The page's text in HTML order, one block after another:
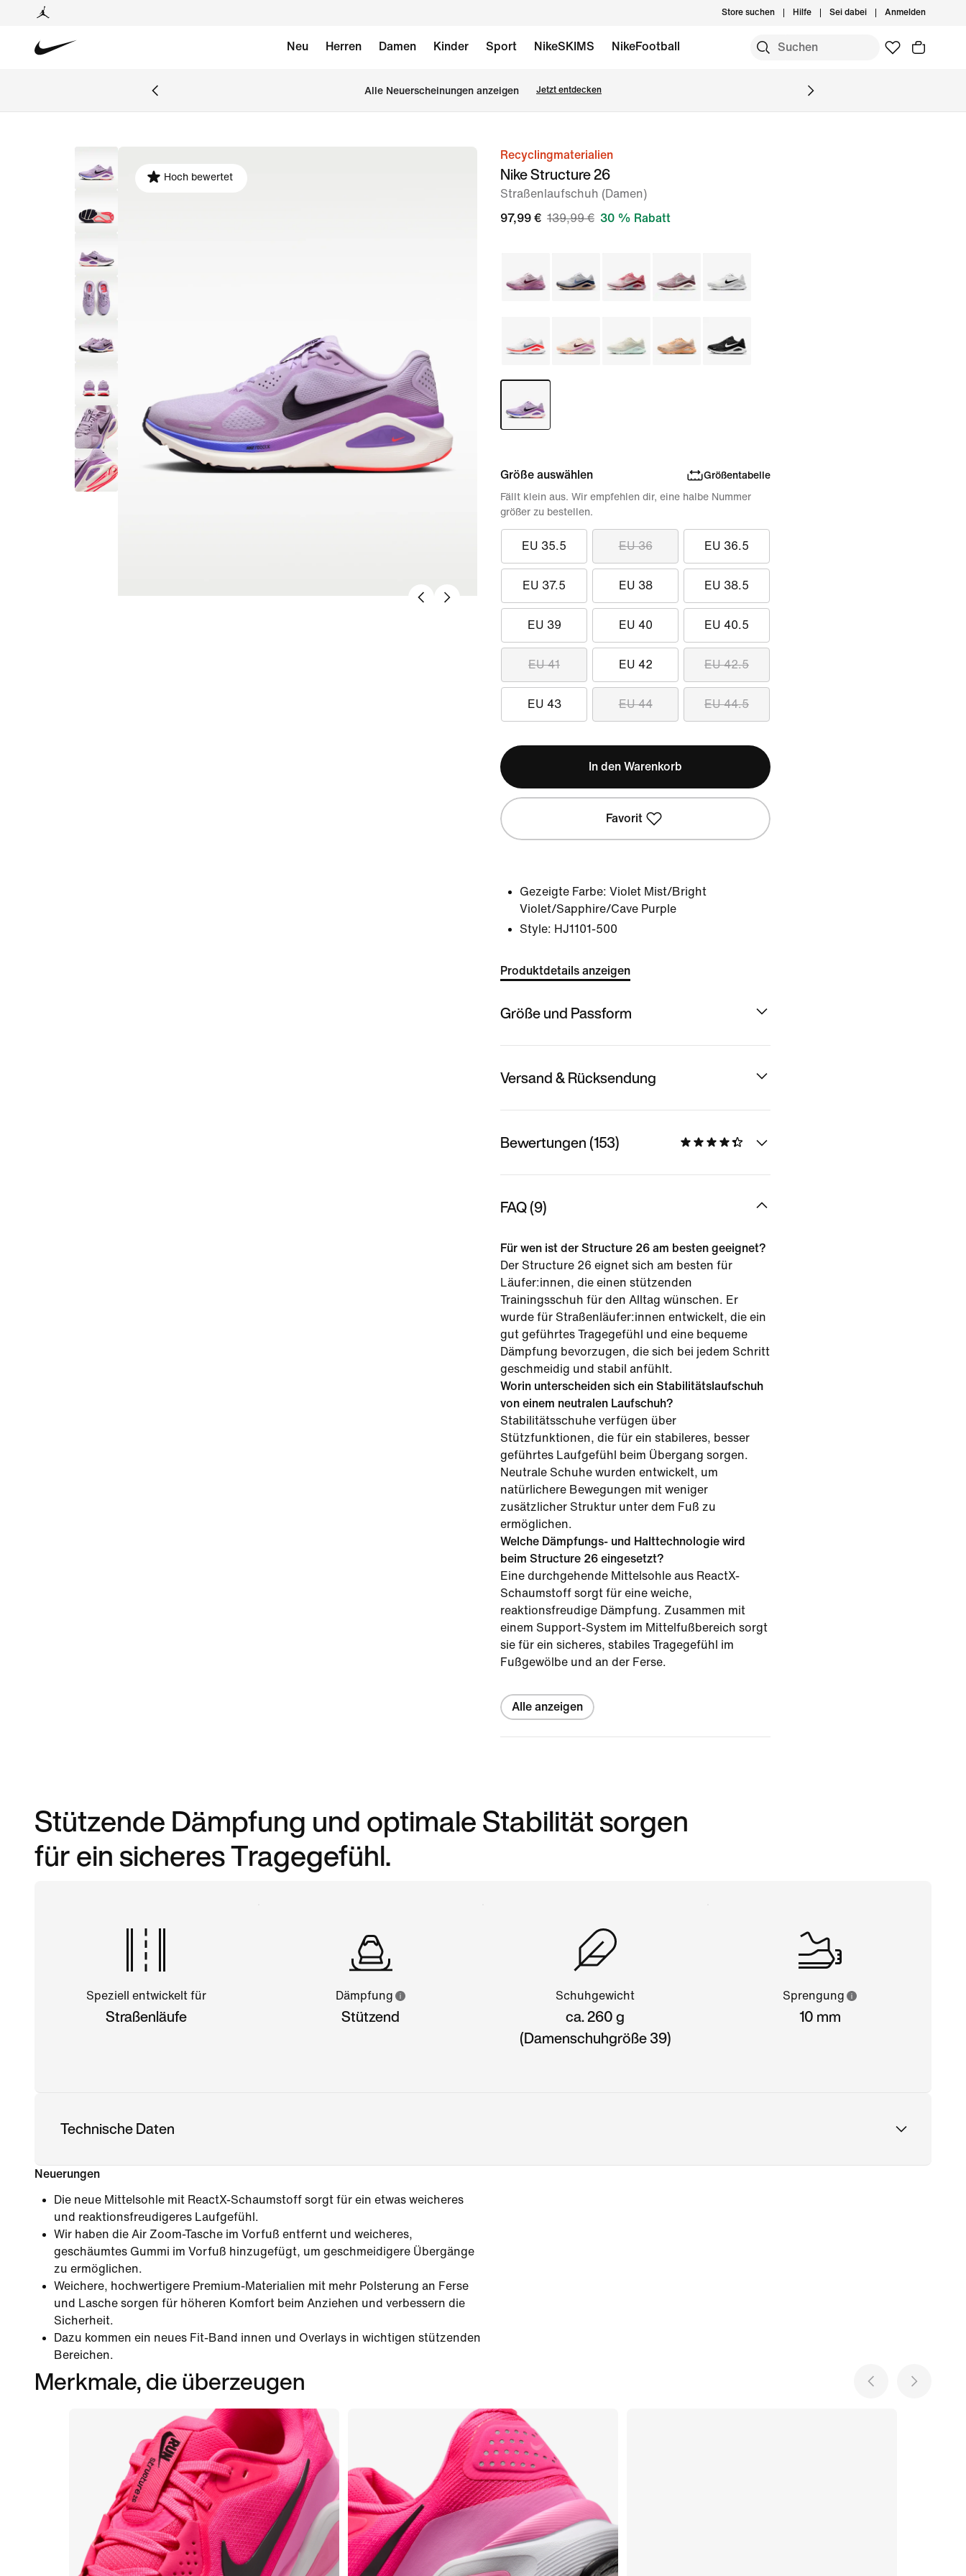
Store suchen Hilfe Sei dabei Anmelden
Neu Herren Damen Kinder Sport NikeSKIMS NikeFootball
Alle Neuerscheinungen anzeigen Jetzt entdecken
Bild 1
Hoch bewertet
Recyclingmaterialien
Nike Structure 26
Straßenlaufschuh (Damen)
97,99 € 139,99 € 30 % Rabatt
Größe auswählen Größentabelle
EU 35.5 EU 36 EU 36.5
EU 37.5 EU 38 EU 38.5
EU 39 EU 40 EU 40.5
EU 41 EU 42 EU 42.5
EU 43 EU 44 EU 44.5
Fällt klein aus. Wir empfehlen dir, eine halbe Nummer
größer zu bestellen.
In den Warenkorb
Favorit
Gezeigte Farbe: Violet Mist/Bright
Violet/Sapphire/Cave Purple
Style: HJ1101-500
Produktdetails anzeigen
Größe und Passform
Versand & Rücksendung
Bewertungen (153)
FAQ (9)
Für wen ist der Structure 26 am besten geeignet?
Der Structure 26 eignet sich am besten für
Läufer:innen, die einen stützenden
Trainingsschuh für den Alltag wünschen. Er
wurde für Straßenläufer:innen entwickelt, die ein
gut geführtes Tragegefühl und eine bequeme
Dämpfung bevorzugen, die sich bei jedem Schritt
geschmeidig und stabil anfühlt.
Worin unterscheiden sich ein Stabilitätslaufschuh
von einem neutralen Laufschuh?
Stabilitätsschuhe verfügen über
Stützfunktionen, die für ein stabileres, besser
geführtes Laufgefühl beim Übergang sorgen.
Neutrale Schuhe wurden entwickelt, um
natürlichere Bewegungen mit weniger
zusätzlicher Struktur unter dem Fuß zu
ermöglichen.
Welche Dämpfungs- und Halttechnologie wird
beim Structure 26 eingesetzt?
Eine durchgehende Mittelsohle aus ReactX-
Schaumstoff sorgt für eine weiche,
reaktionsfreudige Dämpfung. Zusammen mit
einem Support-System im Mittelfußbereich sorgt
sie für ein sicheres, stabiles Tragegefühl im
Fußgewölbe und an der Ferse.
Alle anzeigen
Stützende Dämpfung und optimale Stabilität sorgen
für ein sicheres Tragegefühl.
Speziell entwickelt für
Straßenläufe
Dämpfung
Stützend
Schuhgewicht
ca. 260 g
(Damenschuhgröße 39)
Sprengung
10 mm
Technische Daten
Neuerungen
Die neue Mittelsohle mit ReactX-Schaumstoff sorgt für ein etwas weicheres
und reaktionsfreudigeres Laufgefühl.
Wir haben die Air Zoom-Tasche im Vorfuß entfernt und weicheres,
geschäumtes Gummi im Vorfuß hinzugefügt, um geschmeidigere Übergänge
zu ermöglichen.
Weichere, hochwertigere Premium-Materialien mit mehr Polsterung an Ferse
und Lasche sorgen für höheren Komfort beim Anziehen und verbessern die
Sicherheit.
Dazu kommen ein neues Fit-Band innen und Overlays in wichtigen stützenden
Bereichen.
Merkmale, die überzeugen